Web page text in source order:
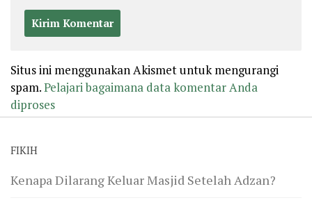
Situs ini menggunakan Akismet untuk mengurangi
spam.Pelajari bagaimana data komentar Anda
diproses
FIKIH
Kenapa Dilarang Keluar Masjid Setelah Adzan?